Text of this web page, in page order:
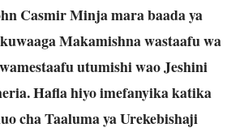
Casmir Minja mara baada ya
Makamishna wastaafu wa
utumishi wao Jeshini
Hafla hiyo imefanyika katika
cha Taaluma ya Urekebishaji